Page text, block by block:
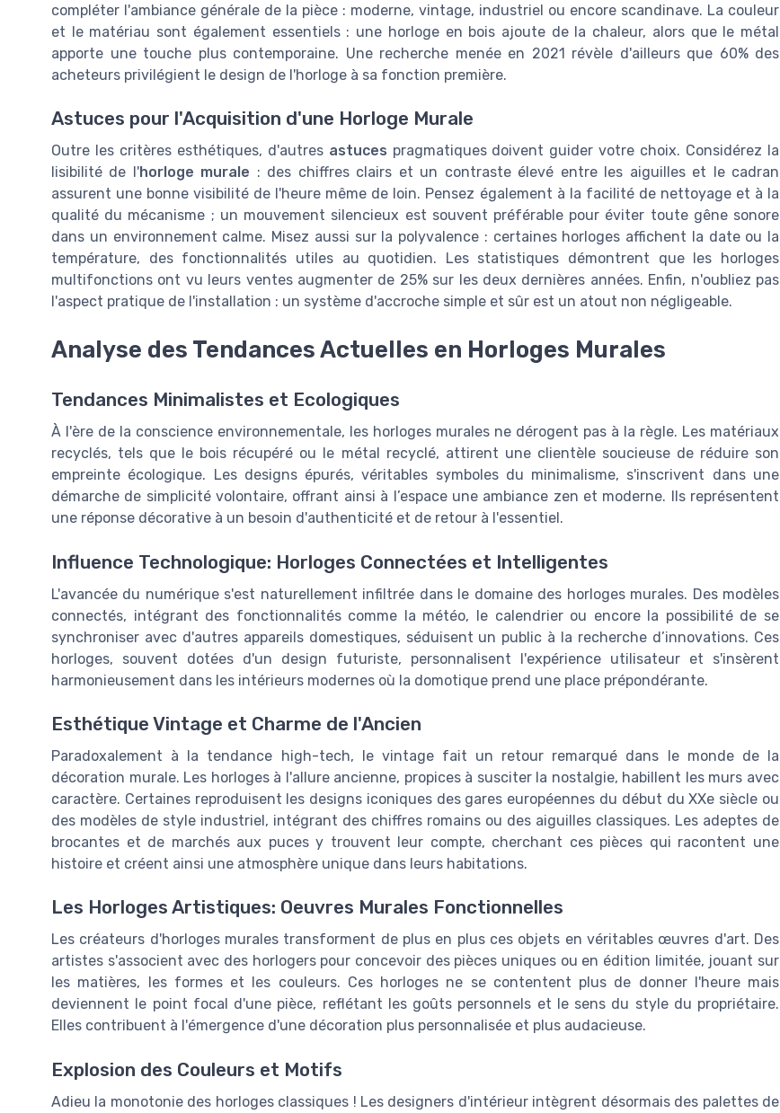
compléter l'ambiance générale de la pièce : moderne, vintage, industriel ou encore scandinave. La couleur
et le matériau sont également essentiels : une horloge en bois ajoute de la chaleur, alors que le métal
apporte une touche plus contemporaine. Une recherche menée en 2021 révèle d'ailleurs que 60% des
acheteurs privilégient le design de l'horloge à sa fonction première.
Astuces pour l'Acquisition d'une Horloge Murale
Outre les critères esthétiques, d'autres astuces pragmatiques doivent guider votre choix. Considérez la
lisibilité de l'horloge murale : des chiffres clairs et un contraste élevé entre les aiguilles et le cadran
assurent une bonne visibilité de l'heure même de loin. Pensez également à la facilité de nettoyage et à la
qualité du mécanisme ; un mouvement silencieux est souvent préférable pour éviter toute gêne sonore
dans un environnement calme. Misez aussi sur la polyvalence : certaines horloges affichent la date ou la
température, des fonctionnalités utiles au quotidien. Les statistiques démontrent que les horloges
multifonctions ont vu leurs ventes augmenter de 25% sur les deux dernières années. Enfin, n'oubliez pas
l'aspect pratique de l'installation : un système d'accroche simple et sûr est un atout non négligeable.
Analyse des Tendances Actuelles en Horloges Murales
Tendances Minimalistes et Ecologiques
À l'ère de la conscience environnementale, les horloges murales ne dérogent pas à la règle. Les matériaux
recyclés, tels que le bois récupéré ou le métal recyclé, attirent une clientèle soucieuse de réduire son
empreinte écologique. Les designs épurés, véritables symboles du minimalisme, s'inscrivent dans une
démarche de simplicité volontaire, offrant ainsi à l’espace une ambiance zen et moderne. Ils représentent
une réponse décorative à un besoin d'authenticité et de retour à l'essentiel.
Influence Technologique: Horloges Connectées et Intelligentes
L'avancée du numérique s'est naturellement infiltrée dans le domaine des horloges murales. Des modèles
connectés, intégrant des fonctionnalités comme la météo, le calendrier ou encore la possibilité de se
synchroniser avec d'autres appareils domestiques, séduisent un public à la recherche d’innovations. Ces
horloges, souvent dotées d'un design futuriste, personnalisent l'expérience utilisateur et s'insèrent
harmonieusement dans les intérieurs modernes où la domotique prend une place prépondérante.
Esthétique Vintage et Charme de l'Ancien
Paradoxalement à la tendance high-tech, le vintage fait un retour remarqué dans le monde de la
décoration murale. Les horloges à l'allure ancienne, propices à susciter la nostalgie, habillent les murs avec
caractère. Certaines reproduisent les designs iconiques des gares européennes du début du XXe siècle ou
des modèles de style industriel, intégrant des chiffres romains ou des aiguilles classiques. Les adeptes de
brocantes et de marchés aux puces y trouvent leur compte, cherchant ces pièces qui racontent une
histoire et créent ainsi une atmosphère unique dans leurs habitations.
Les Horloges Artistiques: Oeuvres Murales Fonctionnelles
Les créateurs d'horloges murales transforment de plus en plus ces objets en véritables œuvres d'art. Des
artistes s'associent avec des horlogers pour concevoir des pièces uniques ou en édition limitée, jouant sur
les matières, les formes et les couleurs. Ces horloges ne se contentent plus de donner l'heure mais
deviennent le point focal d'une pièce, reflétant les goûts personnels et le sens du style du propriétaire.
Elles contribuent à l'émergence d'une décoration plus personnalisée et plus audacieuse.
Explosion des Couleurs et Motifs
Adieu la monotonie des horloges classiques ! Les designers d'intérieur intègrent désormais des palettes de